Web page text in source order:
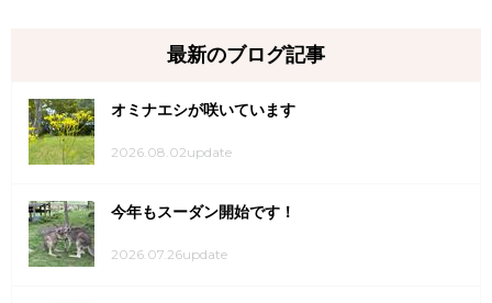
最新のブログ記事
オミナエシが咲いています
2026.08.02update
今年もスーダン開始です！
2026.07.26update